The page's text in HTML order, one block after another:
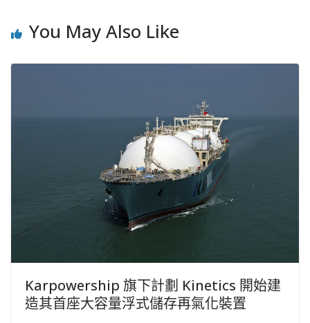
You May Also Like
Karpowership 旗下計劃 Kinetics 開始建
造其首座大容量浮式儲存再氣化裝置